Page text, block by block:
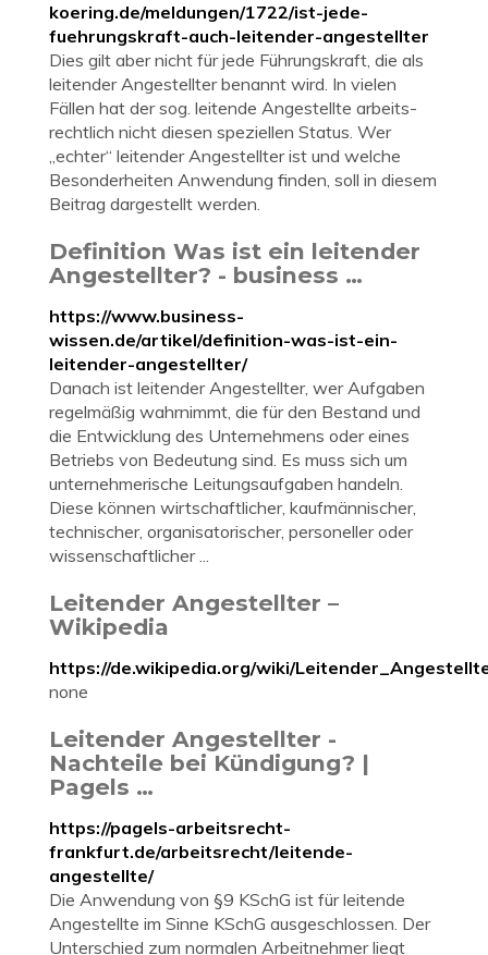
koering.de/meldungen/1722/ist-jede-
fuehrungskraft-auch-leitender-angestellter
Dies gilt aber nicht für jede Führungs­kraft, die als
leitender Angestellter benannt wird. In vielen
Fällen hat der sog. leitende Angestellte arbeits­
rechtlich nicht diesen spezi­ellen Status. Wer
„echter“ leitender Angestellter ist und welche
Beson­der­heiten Anwendung finden, soll in diesem
Beitrag darge­stellt werden.
Definition Was ist ein leitender
Angestellter? - business …
https://www.business-
wissen.de/artikel/definition-was-ist-ein-
leitender-angestellter/
Danach ist leitender Angestellter, wer Aufgaben
regelmäßig wahrnimmt, die für den Bestand und
die Entwicklung des Unternehmens oder eines
Betriebs von Bedeutung sind. Es muss sich um
unternehmerische Leitungsaufgaben handeln.
Diese können wirtschaftlicher, kaufmännischer,
technischer, organisatorischer, personeller oder
wissenschaftlicher ...
Leitender Angestellter –
Wikipedia
https://de.wikipedia.org/wiki/
none
Leitender Angestellter -
Nachteile bei Kündigung? |
Pagels …
https://pagels-arbeitsrecht-
frankfurt.de/arbeitsrecht/leitende-
angestellte/
Die Anwendung von §9 KSchG ist für leitende
Angestellte im Sinne KSchG ausgeschlossen. Der
Unterschied zum normalen Arbeitnehmer liegt